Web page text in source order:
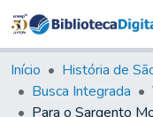
Início História de
Busca Integrada